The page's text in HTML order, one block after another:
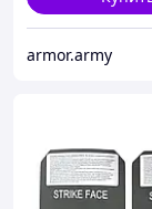
armor.army